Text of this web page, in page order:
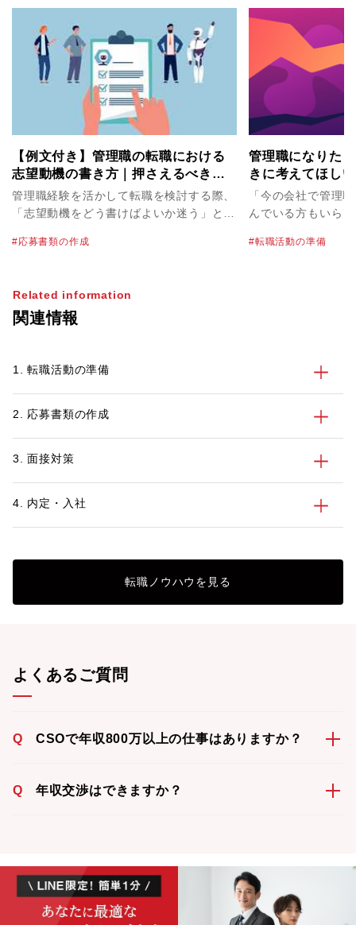
【例文付き】管理職の転職における
志望動機の書き方｜押さえるべき要
素とハイクラス層向けの実例
管理職経験を活かして転職を検討する際、
「志望動機をどう書けばよいか迷う」とい
スキルが多岐にわたるため、何を選び、ど
価値と応募先への貢献イメージを、簡潔か
つ具体的に伝えることが求められます。
評価されるポイント、職種別の例文、書類
応募書類の作成
管理職になりた
きに考えてほし
「今の会社で管理
んでいる方もいら
が大変そう」「プ
生涯年収に大きな
肢と可能性につい
後のキャリアをよ
めに、ぜひ参考に
転職活動の準備
Related information
関連情報
1. 転職活動の準備
2. 応募書類の作成
3. 面接対策
4. 内定・入社
転職ノウハウを見る
よくあるご質問
Q CSOで年収800万以上の仕事はありますか？
Q 年収交渉はできますか？